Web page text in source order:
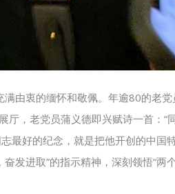
由衷的缅怀和敬佩。年逾80的老
，老党员蒲义德即兴赋诗一首：“
最好的纪念，就是把他开创的中国
进取”的指示精神，深刻领悟“两